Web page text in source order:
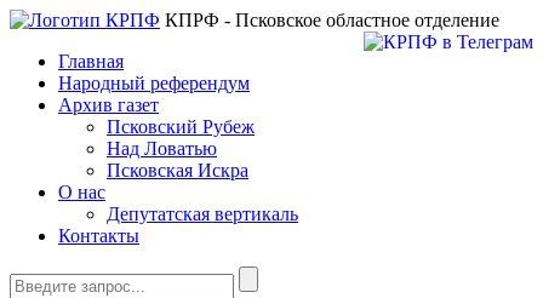
КПРФ - Псковское областное отделение
Главная
Народный референдум
Архив газет
Псковский Рубеж
Над Ловатью
Псковская Искра
О нас
Депутатская вертикаль
Контакты